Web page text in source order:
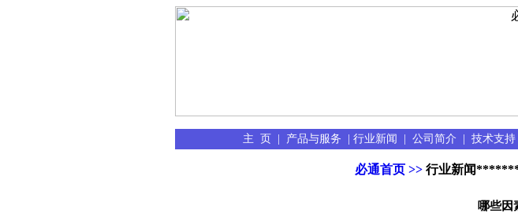
主 页 | 产品与服务 | 行业新闻 | 公司简介 | 技术支持
必通首页 >> 行业新闻
哪些因